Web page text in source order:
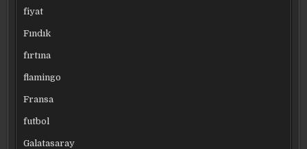
fiyat
Fındık
fırtına
flamingo
Fransa
futbol
Galatasaray